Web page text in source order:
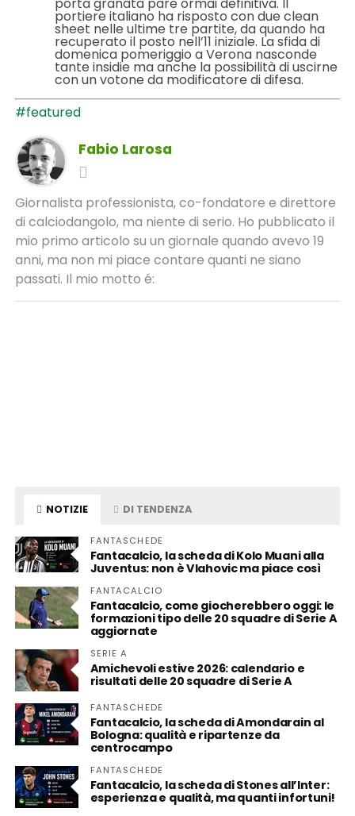
portiere italiano ha risposto con due clean
sheet nelle ultime tre partite, da quando ha
recuperato il posto nell’11 iniziale. La sfida di
domenica pomeriggio a Verona nasconde
tante insidie ma anche la possibilità di uscirne
con un votone da modificatore di difesa.
#featured
Fabio Larosa
Giornalista professionista, co-fondatore e direttore
di calciodangolo, ma niente di serio. Ho pubblicato il
mio primo articolo su un giornale quando avevo 19
anni, ma non mi piace contare quanti ne siano
passati. Il mio motto é:
NOTIZIE DI TENDENZA
FANTASCHEDE
Fantacalcio, la scheda di Kolo Muani alla
Juventus: non è Vlahovic ma piace così
FANTACALCIO
Fantacalcio, come giocherebbero oggi: le
formazioni tipo delle 20 squadre di Serie A
aggiornate
SERIE A
Amichevoli estive 2026: calendario e
risultati delle 20 squadre di Serie A
FANTASCHEDE
Fantacalcio, la scheda di Amondarain al
Bologna: qualità e ripartenze da
centrocampo
FANTASCHEDE
Fantacalcio, la scheda di Stones all’Inter:
esperienza e qualità, ma quanti infortuni!